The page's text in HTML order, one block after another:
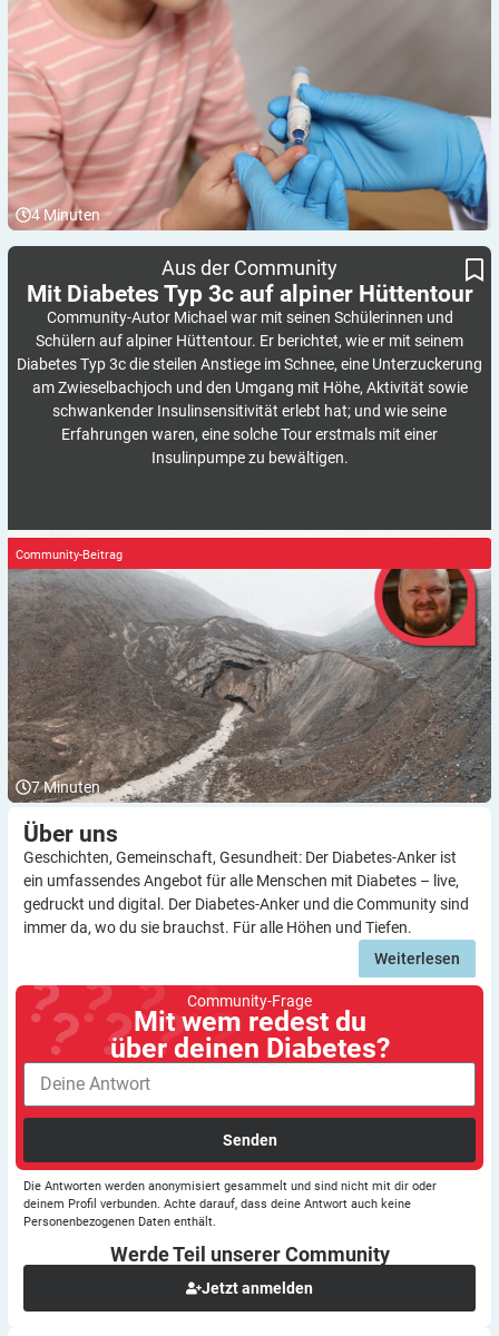
4Minuten
Aus der Community
Mit Diabetes Typ 3c auf alpiner Hüttentour
Community-Autor Michael war mit seinen Schülerinnen und
Schülern auf alpiner Hüttentour. Er berichtet, wie er mit seinem
Diabetes Typ 3c die steilen Anstiege im Schnee, eine Unterzuckerung
am Zwieselbachjoch und den Umgang mit Höhe, Aktivität sowie
schwankender Insulinsensitivität erlebt hat; und wie seine
Erfahrungen waren, eine solche Tour erstmals mit einer
Insulinpumpe zu bewältigen.
7Minuten
Community-Beitrag
Über uns
Geschichten, Gemeinschaft, Gesundheit: Der Diabetes-Anker ist
ein umfassendes Angebot für alle Menschen mit Diabetes – live,
gedruckt und digital. Der Diabetes-Anker und die Community sind
immer da, wo du sie brauchst. Für alle Höhen und Tiefen.
Weiterlesen
Community-Frage
Mit wem redest du
über deinen Diabetes?
Senden
Die Antworten werden anonymisiert gesammelt und sind nicht mit dir oder
deinem Profil verbunden. Achte darauf, dass deine Antwort auch keine
Personenbezogenen Daten enthält.
Werde Teil unserer Community
Jetzt anmelden